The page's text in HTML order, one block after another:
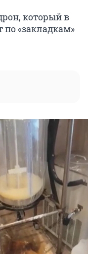
который в
«закладкам»